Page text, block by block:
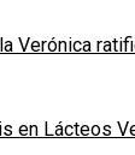
Verónica
en Lácteos